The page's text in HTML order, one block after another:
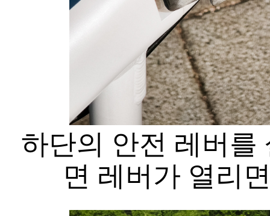
하단의 안전 레버를
면 레버가 열리